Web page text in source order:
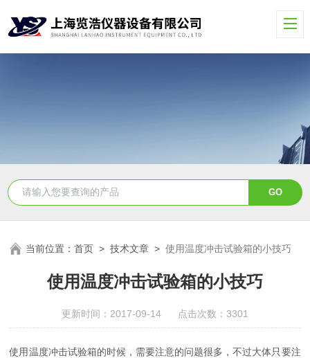
当前位置：首页 >技术文章 >使用温度冲击试验箱的小技巧
使用温度冲击试验箱的小技巧
更新时间：2017-09-14 点击次数：3301
使用温度冲击试验箱的时候，需要注意的问题很多，不过大体只要注